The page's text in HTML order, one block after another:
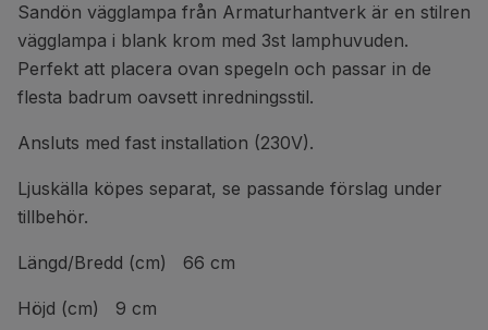
Sandön vägglampa från Armaturhantverk är en stilren
vägglampa i blank krom med 3st lamphuvuden.
Perfekt att placera ovan spegeln och passar in de
flesta badrum oavsett inredningsstil.
Ansluts med fast installation (230V).
Ljuskälla köpes separat, se passande förslag under
tillbehör.
Längd/Bredd (cm) 66 cm
Höjd (cm) 9 cm